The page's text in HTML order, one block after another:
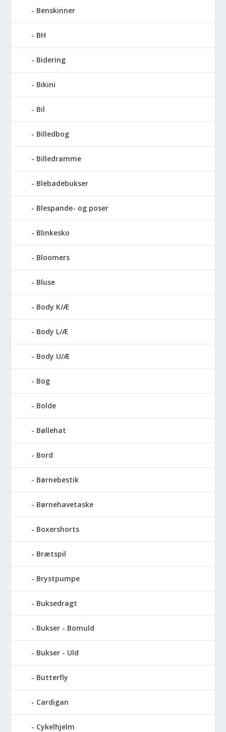
Benskinner
BH
Bidering
Bikini
Bil
Billedbog
Billedramme
Blebadebukser
Blespande- og poser
Blinkesko
Bloomers
Bluse
Body K/Æ
Body L/Æ
Body U/Æ
Bog
Bolde
Bøllehat
Bord
Børnebestik
Børnehavetaske
Boxershorts
Brætspil
Brystpumpe
Buksedragt
Bukser - Bomuld
Bukser - Uld
Butterfly
Cardigan
Cykelhjelm